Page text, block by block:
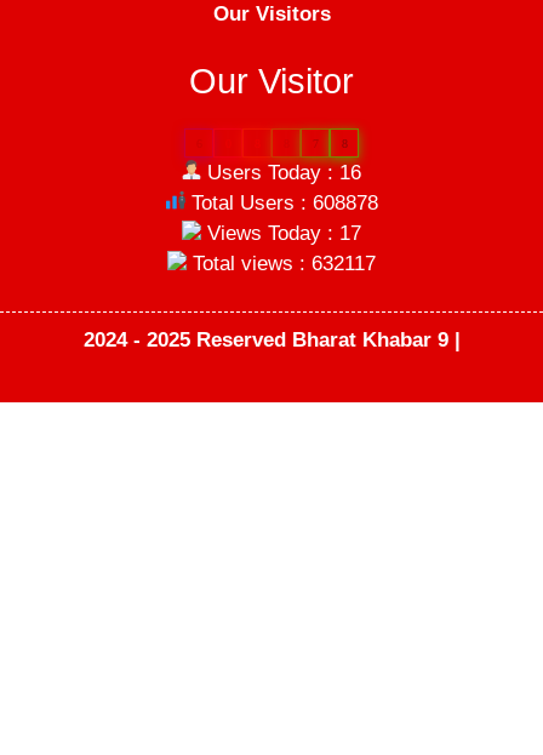
Our Visitors
Our Visitor
7 8
Users Today : 16
Total Users : 608878
Views Today : 17
Total views : 632117
2024 - 2025 Reserved Bharat Khabar 9 |